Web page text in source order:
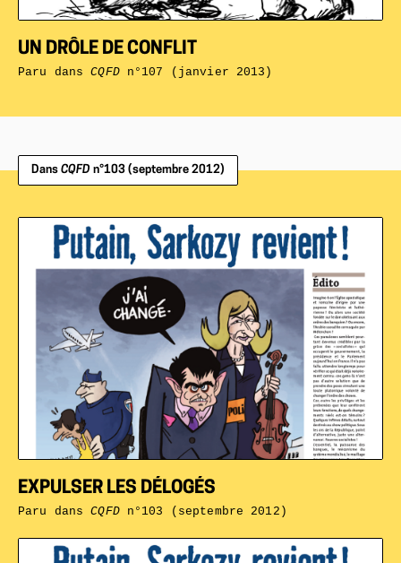
UN DRÔLE DE CONFLIT
Paru dansCQFDn°107 (janvier 2013)
Dans CQFD n°103 (septembre 2012)
EXPULSER LES DÉLOGÉS
Paru dansCQFDn°103 (septembre 2012)